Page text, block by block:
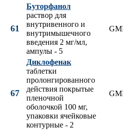
61
Буторфанол
раствор для
внутривенного и
внутримышечного
введения 2 мг/мл,
ампулы - 5
67
Диклофенак
таблетки
пролонгированного
действия покрытые
пленочной
оболочкой 100 мг,
упаковки ячейковые
контурные - 2